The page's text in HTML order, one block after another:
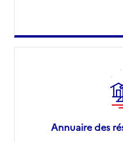
Annuaire des